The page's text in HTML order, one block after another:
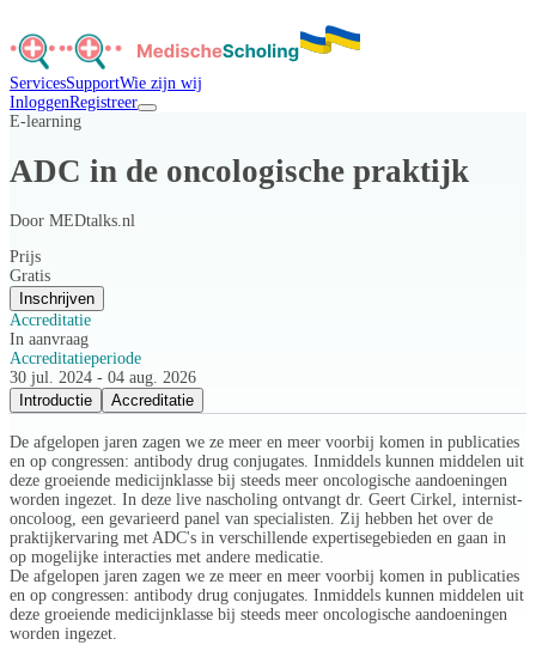
ServicesSupportWie zijn wij
InloggenRegistreer
E-learning
ADC in de oncologische praktijk
Door MEDtalks.nl
Prijs
Gratis
Inschrijven
Accreditatie
In aanvraag
Accreditatieperiode
30 jul. 2024 - 04 aug. 2026
Introductie
Accreditatie
De afgelopen jaren zagen we ze meer en meer voorbij komen in publicaties
en op congressen: antibody drug conjugates. Inmiddels kunnen middelen uit
deze groeiende medicijnklasse bij steeds meer oncologische aandoeningen
worden ingezet. In deze live nascholing ontvangt dr. Geert Cirkel, internist-
oncoloog, een gevarieerd panel van specialisten. Zij hebben het over de
praktijkervaring met ADC's in verschillende expertisegebieden en gaan in
op mogelijke interacties met andere medicatie.
De afgelopen jaren zagen we ze meer en meer voorbij komen in publicaties
en op congressen: antibody drug conjugates. Inmiddels kunnen middelen uit
deze groeiende medicijnklasse bij steeds meer oncologische aandoeningen
worden ingezet.